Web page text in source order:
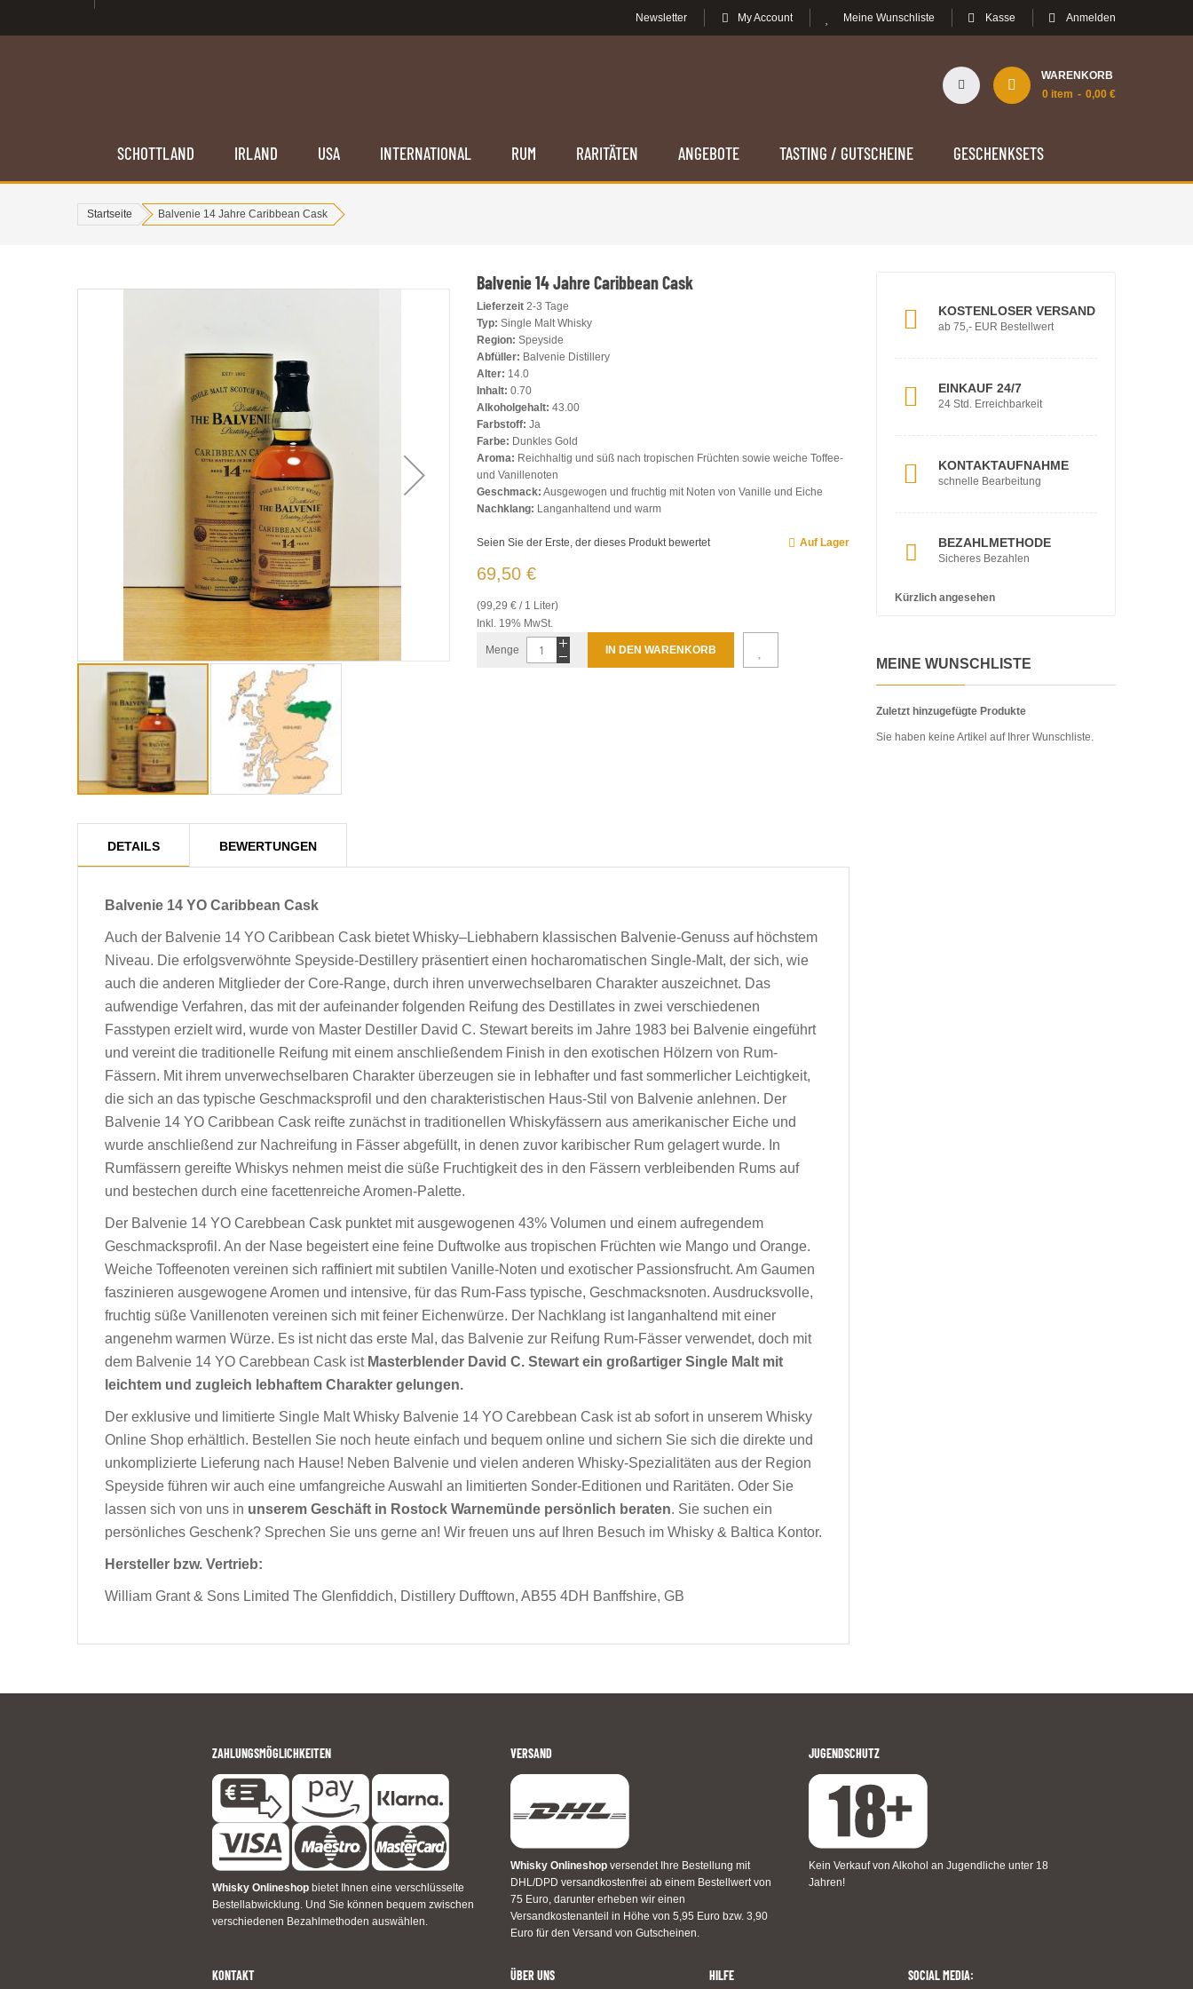
Newsletter My Account Meine Wunschliste Kasse Anmelden
WARENKORB
0 item 0,00 €
SCHOTTLAND IRLAND USA INTERNATIONAL RUM RARITÄTEN ANGEBOTE TASTING / GUTSCHEINE GESCHENKSETS
Startseite Balvenie 14 Jahre Caribbean Cask
Balvenie 14 Jahre Caribbean Cask
Lieferzeit 2-3 Tage
Typ: Single Malt Whisky
Region: Speyside
Abfüller: Balvenie Distillery
Alter: 14.0
Inhalt: 0.70
Alkoholgehalt: 43.00
Farbstoff: Ja
Farbe: Dunkles Gold
Aroma: Reichhaltig und süß nach tropischen Früchten sowie weiche Toffee-
und Vanillenoten
Geschmack: Ausgewogen und fruchtig mit Noten von Vanille und Eiche
Nachklang: Langanhaltend und warm
Auf Lager
Seien Sie der Erste, der dieses Produkt bewertet
69,50 €
(99,29 € / 1 Liter)
Inkl. 19% MwSt.
Menge IN DEN WARENKORB
DETAILS
Balvenie 14 YO Caribbean Cask
Auch der Balvenie 14 YO Caribbean Cask bietet Whisky–Liebhabern klassischen Balvenie-Genuss auf höchstem
Niveau. Die erfolgsverwöhnte Speyside-Destillery präsentiert einen hocharomatischen Single-Malt, der sich, wie
auch die anderen Mitglieder der Core-Range, durch ihren unverwechselbaren Charakter auszeichnet. Das
aufwendige Verfahren, das mit der aufeinander folgenden Reifung des Destillates in zwei verschiedenen
Fasstypen erzielt wird, wurde von Master Destiller David C. Stewart bereits im Jahre 1983 bei Balvenie eingeführt
und vereint die traditionelle Reifung mit einem anschließendem Finish in den exotischen Hölzern von Rum-
Fässern. Mit ihrem unverwechselbaren Charakter überzeugen sie in lebhafter und fast sommerlicher Leichtigkeit,
die sich an das typische Geschmacksprofil und den charakteristischen Haus-Stil von Balvenie anlehnen. Der
Balvenie 14 YO Caribbean Cask reifte zunächst in traditionellen Whiskyfässern aus amerikanischer Eiche und
wurde anschließend zur Nachreifung in Fässer abgefüllt, in denen zuvor karibischer Rum gelagert wurde. In
Rumfässern gereifte Whiskys nehmen meist die süße Fruchtigkeit des in den Fässern verbleibenden Rums auf
und bestechen durch eine facettenreiche Aromen-Palette.
Der Balvenie 14 YO Carebbean Cask punktet mit ausgewogenen 43% Volumen und einem aufregendem
Geschmacksprofil. An der Nase begeistert eine feine Duftwolke aus tropischen Früchten wie Mango und Orange.
Weiche Toffeenoten vereinen sich raffiniert mit subtilen Vanille-Noten und exotischer Passionsfrucht. Am Gaumen
faszinieren ausgewogene Aromen und intensive, für das Rum-Fass typische, Geschmacksnoten. Ausdrucksvolle,
fruchtig süße Vanillenoten vereinen sich mit feiner Eichenwürze. Der Nachklang ist langanhaltend mit einer
angenehm warmen Würze. Es ist nicht das erste Mal, das Balvenie zur Reifung Rum-Fässer verwendet, doch mit
dem Balvenie 14 YO Carebbean Cask ist Masterblender David C. Stewart ein großartiger Single Malt mit
leichtem und zugleich lebhaftem Charakter gelungen.
Der exklusive und limitierte Single Malt Whisky Balvenie 14 YO Carebbean Cask ist ab sofort in unserem Whisky
Online Shop erhältlich. Bestellen Sie noch heute einfach und bequem online und sichern Sie sich die direkte und
unkomplizierte Lieferung nach Hause! Neben Balvenie und vielen anderen Whisky-Spezialitäten aus der Region
Speyside führen wir auch eine umfangreiche Auswahl an limitierten Sonder-Editionen und Raritäten. Oder Sie
lassen sich von uns in unserem Geschäft in Rostock Warnemünde persönlich beraten. Sie suchen ein
persönliches Geschenk? Sprechen Sie uns gerne an! Wir freuen uns auf Ihren Besuch im Whisky & Baltica Kontor.
Hersteller bzw. Vertrieb:
William Grant & Sons Limited The Glenfiddich, Distillery Dufftown, AB55 4DH Banffshire, GB
BEWERTUNGEN
KOSTENLOSER VERSAND
ab 75,- EUR Bestellwert
EINKAUF 24/7
24 Std. Erreichbarkeit
KONTAKTAUFNAHME
schnelle Bearbeitung
BEZAHLMETHODE
Sicheres Bezahlen
Kürzlich angesehen
MEINE WUNSCHLISTE
Zuletzt hinzugefügte Produkte
Sie haben keine Artikel auf Ihrer Wunschliste.
ZAHLUNGSMÖGLICHKEITEN
Whisky Onlineshop bietet Ihnen eine verschlüsselte
Bestellabwicklung. Und Sie können bequem zwischen
verschiedenen Bezahlmethoden auswählen.
VERSAND
Whisky Onlineshop versendet Ihre Bestellung mit
DHL/DPD versandkostenfrei ab einem Bestellwert von
75 Euro, darunter erheben wir einen
Versandkostenanteil in Höhe von 5,95 Euro bzw. 3,90
Euro für den Versand von Gutscheinen.
JUGENDSCHUTZ
Kein Verkauf von Alkohol an Jugendliche unter 18
Jahren!
KONTAKT ÜBER UNS HILFE SOCIAL MEDIA: